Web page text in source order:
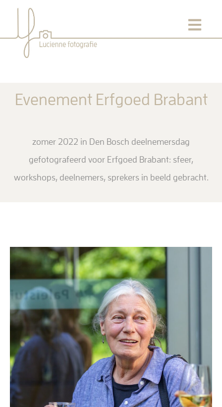
Evenement Erfgoed Brabant
zomer 2022 in Den Bosch deelnemersdag
gefotografeerd voor Erfgoed Brabant: sfeer,
workshops, deelnemers, sprekers in beeld gebracht.